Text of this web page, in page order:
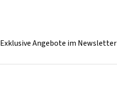
Exklusive Angebote im Newsletter